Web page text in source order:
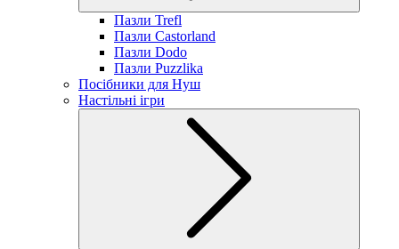
Пазли Trefl
Пазли Castorland
Пазли Dodo
Пазли Puzzlika
Посібники для Нуш
Настільні ігри